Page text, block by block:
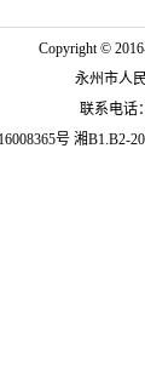
Copyright ©
永州市人
联系电话
号 湘B1.B2-